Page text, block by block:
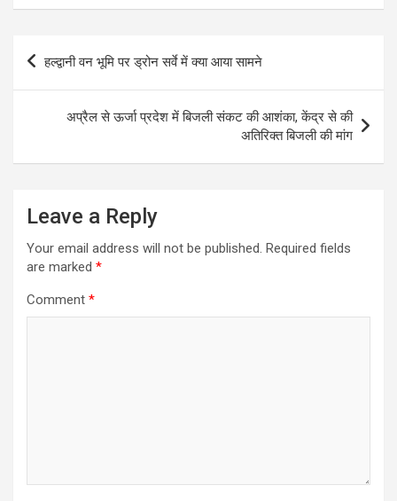
t
s
A
p
e
b
o
o
k
s
e
n
g
e
r
t
t
e
r
i e
r
m
Post
navigation
हल्द्वानी वन भूमि पर ड्रोन सर्वे में क्या आया सामने
अप्रैल से ऊर्जा प्रदेश में बिजली संकट की आशंका, केंद्र से की
अतिरिक्त बिजली की मांग
Leave a Reply
Your email address will not be published. Required fields
are marked *
Comment *